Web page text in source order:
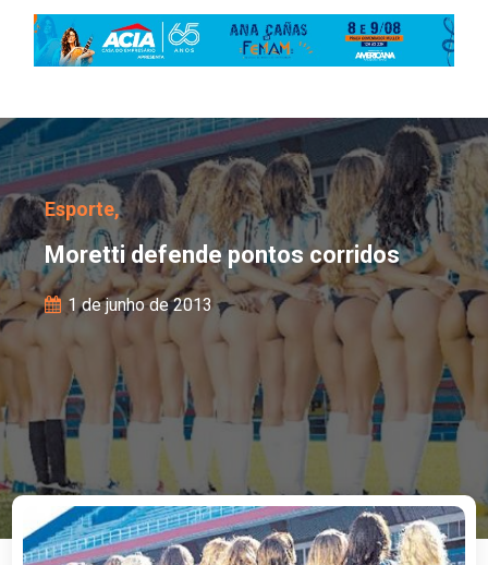
Moretti defende
Esporte,
Moretti defende pontos corridos
1 de junho de 2013